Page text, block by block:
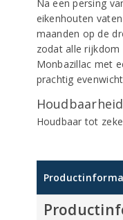
Na een persing
eikenhouten
maanden op de
zodat alle
Monbazillac met
prachtig
Houdbaarheid
Houdbaar tot